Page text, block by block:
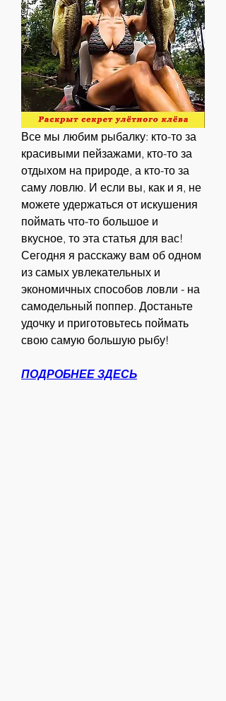
Все мы любим рыбалку: кто-то за
красивыми пейзажами, кто-то за
отдыхом на природе, а кто-то за
саму ловлю. И если вы, как и я, не
можете удержаться от искушения
поймать что-то большое и
вкусное, то эта статья для вас!
Сегодня я расскажу вам об одном
из самых увлекательных и
экономичных способов ловли - на
самодельный поппер. Достаньте
удочку и приготовьтесь поймать
свою самую большую рыбу!
ПОДРОБНЕЕ ЗДЕСЬ